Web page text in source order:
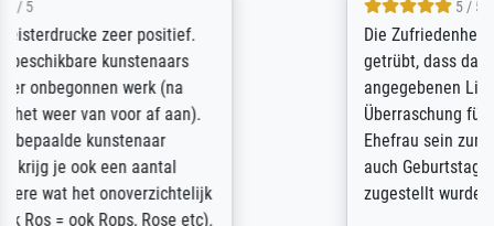
Die Zufriedenheit ist auch nicht dadurch
getrübt, dass das Bild entgegen einer
angegebenen Lieferanschrift (sollte eine
Überraschung für die normannische
Ehefrau sein zum Hochzeits- gleichzeitig
auch Geburtstag sein) doch nach zu Hause
zugestellt wurde.